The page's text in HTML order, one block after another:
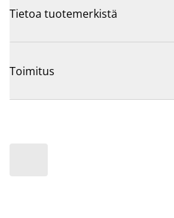
Tietoa tuotemerkistä
Toimitus